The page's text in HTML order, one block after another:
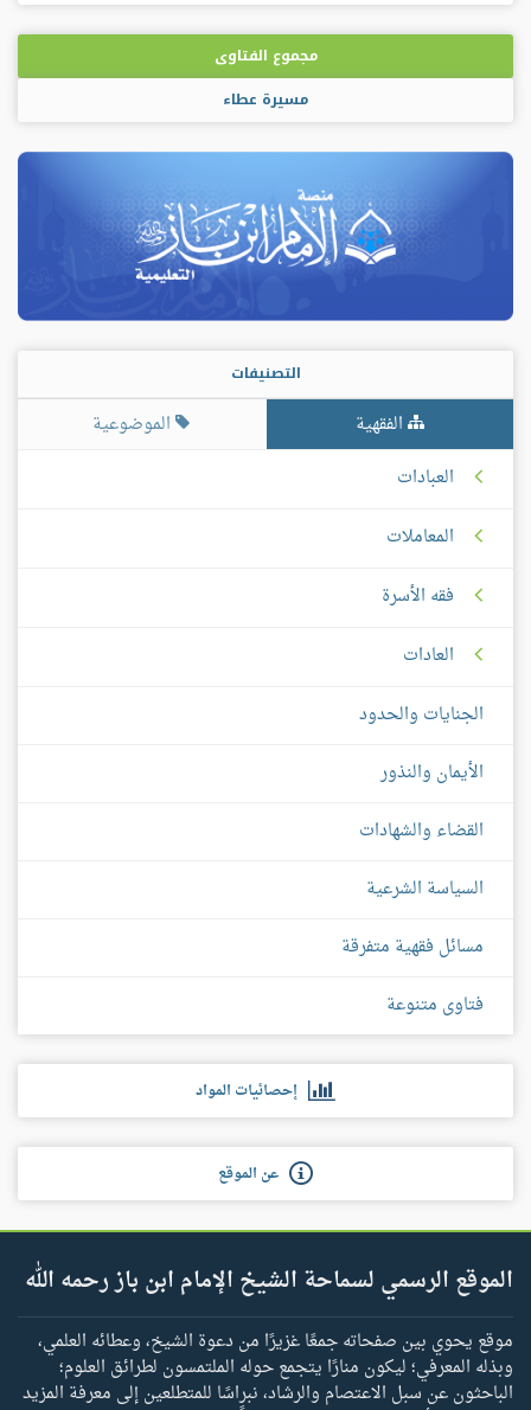
مجموع الفتاوى
مسيرة عطاء
التصنيفات
الفقهية
الموضوعية
العبادات
المعاملات
فقه الأسرة
العادات
الجنايات والحدود
الأيمان والنذور
القضاء والشهادات
السياسة الشرعية
مسائل فقهية متفرقة
فتاوى متنوعة
إحصائيات المواد
عن الموقع
الموقع الرسمي لسماحة الشيخ الإمام ابن باز رحمه الله
موقع يحوي بين صفحاته جمعًا غزيرًا من دعوة الشيخ، وعطائه العلمي،
وبذله المعرفي؛ ليكون منارًا يتجمع حوله الملتمسون لطرائق العلوم؛
الباحثون عن سبل الاعتصام والرشاد، نبراسًا للمتطلعين إلى معرفة المزيد